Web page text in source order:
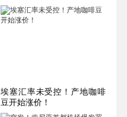
埃塞汇率未受控！产地咖啡
豆开始涨价！